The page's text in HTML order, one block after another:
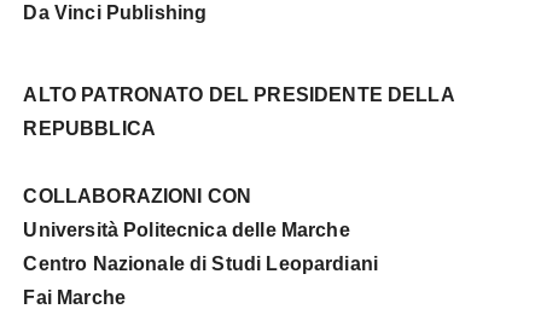
Da Vinci Publishing
ALTO PATRONATO DEL PRESIDENTE DELLA
REPUBBLICA
COLLABORAZIONI CON
Università Politecnica delle Marche
Centro Nazionale di Studi Leopardiani
Fai Marche